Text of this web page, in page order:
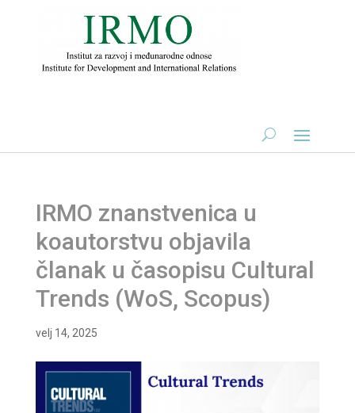
IRMO znanstvenica u
koautorstvu objavila
članak u časopisu Cultural
Trends (WoS, Scopus)
velj 14, 2025